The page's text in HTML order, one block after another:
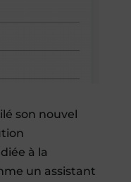
son nouvel
à la
un assistant